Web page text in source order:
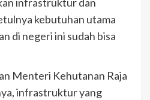
kebutuhan utama
di negeri ini sudah bisa
Menteri Kehutanan Raja
infrastruktur yang